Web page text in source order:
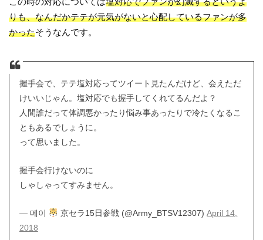
りも、なんだかテテが元気がないと心配しているファンが多
かったそうなんです。
握手会で、テテ塩対応ってツイート見たんだけど、会えただ
けいいじゃん。塩対応でも握手してくれてるんだよ？
人間誰だって体調悪かったり悩み事あったりで冷たくなるこ
ともあるでしょうに。
って思いました。
握手会行けないのに
しゃしゃってすみません。
— 메이 京セラ15日参戦 (@Army_BTSV12307)April 14,
2018